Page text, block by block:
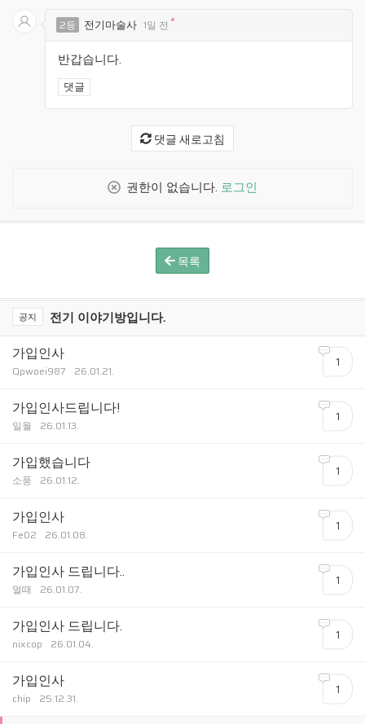
2등 전기마술사 1일 전
반갑습니다.
댓글
댓글 새로고침
권한이 없습니다. 로그인
목록
공지 전기 이야기방입니다.
가입인사
Qpwoei987 26.01.21.
1
가입인사드립니다!
일월 26.01.13.
1
가입했습니다
소풍 26.01.12.
1
가입인사
Fe02 26.01.08.
1
가입인사 드립니다..
멀때 26.01.07.
1
가입인사 드립니다.
nixcop 26.01.04.
1
가입인사
chip 25.12.31.
1